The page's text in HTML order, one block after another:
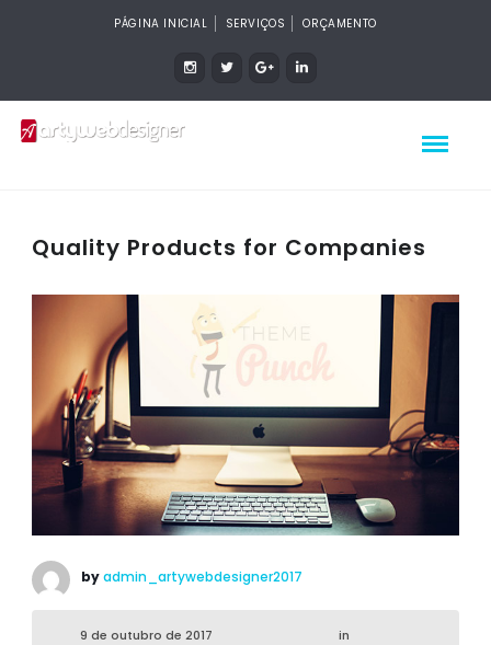
PÁGINA INICIAL SERVIÇOS ORÇAMENTO
Quality Products for Companies
byadmin_artywebdesigner2017
9 de outubro de 2017 in